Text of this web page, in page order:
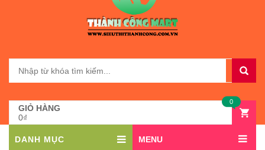
GIỎ HÀNG
0₫
0
DANH MỤC MENU